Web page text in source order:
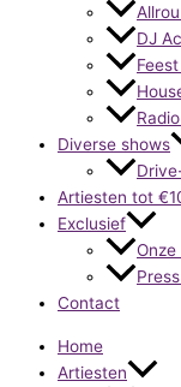
DJ
Feest
Radio
Diverse shows
Artiesten tot
Exclusief
Contact
Home
Artiesten